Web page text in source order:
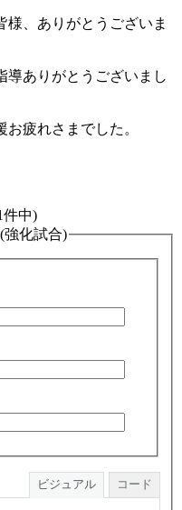
様、ありがとうございま
導ありがとうございまし
疲れさまでした。
件中)
強化試合)
ビジュアル コード